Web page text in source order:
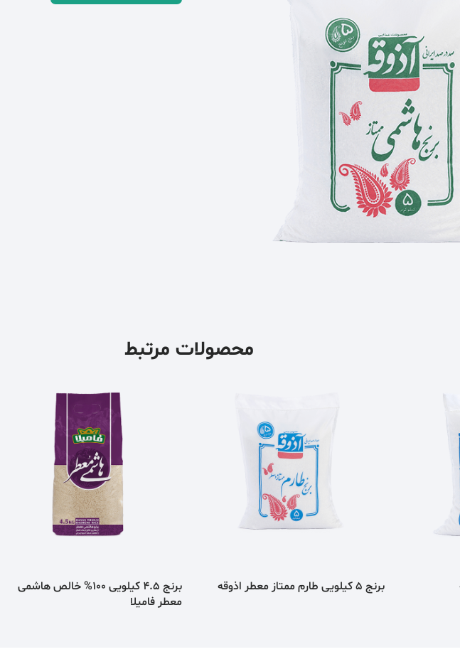
محصولات مرتبط
برنج 5 کیلویی طارم ممتاز معطر اذوقه
برنج 4.5 کیلویی 100% خالص هاشمی
معطر فامیلا